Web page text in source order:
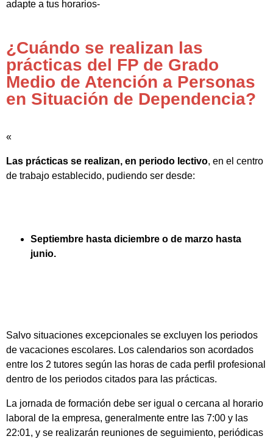
adapte a tus horarios-
¿Cuándo se realizan las
prácticas del FP de Grado
Medio de Atención a Personas
en Situación de Dependencia?
«
Las prácticas se realizan, en periodo lectivo, en el centro
de trabajo establecido, pudiendo ser desde:
Septiembre hasta diciembre o de marzo hasta
junio.
Salvo situaciones excepcionales se excluyen los periodos
de vacaciones escolares. Los calendarios son acordados
entre los 2 tutores según las horas de cada perfil profesional
dentro de los periodos citados para las prácticas.
La jornada de formación debe ser igual o cercana al horario
laboral de la empresa, generalmente entre las 7:00 y las
22:01, y se realizarán reuniones de seguimiento, periódicas